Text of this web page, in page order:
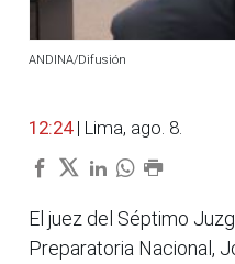
ANDINA/Difusión
12:24 | Lima, ago. 8.
El juez del Séptimo
Preparatoria Nacional,